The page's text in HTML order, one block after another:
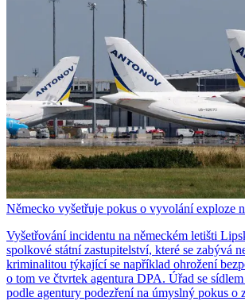
Německo vyšetřuje pokus o vyvolání exploze
Vyšetřování incidentu na německém letišti
spolkové státní zastupitelství, které se zabývá
kriminalitou týkající se například ohrožení
o tom ve čtvrtek agentura DPA. Úřad se
podle agentury podezření na úmyslný pokus o